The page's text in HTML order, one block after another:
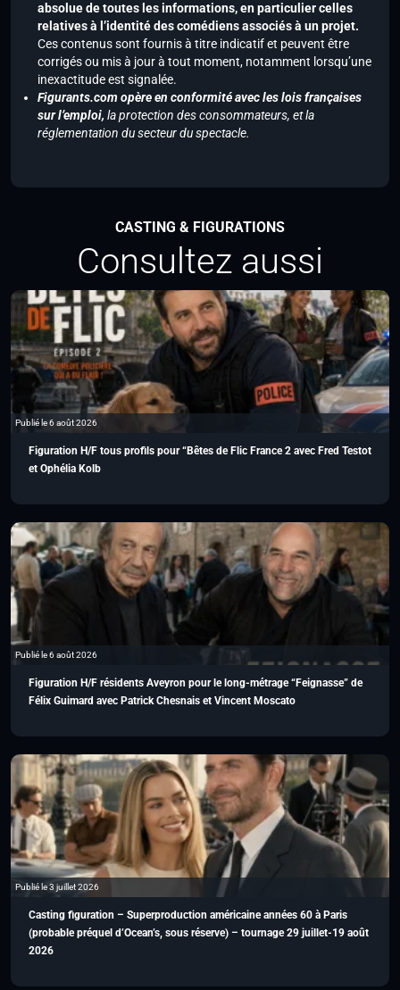
absolue de toutes les informations, en particulier celles
relatives à l’identité des comédiens associés à un projet.
Ces contenus sont fournis à titre indicatif et peuvent être
corrigés ou mis à jour à tout moment, notamment lorsqu’une
inexactitude est signalée.
Figurants.com opère en conformité avec les lois françaises
sur l’emploi, la protection des consommateurs, et la
réglementation du secteur du spectacle.
CASTING & FIGURATIONS
Consultez aussi
Publié le 6 août 2026
Figuration H/F tous profils pour “Bêtes de Flic France 2 avec Fred Testot
et Ophélia Kolb
Publié le 6 août 2026
Figuration H/F résidents Aveyron pour le long-métrage “Feignasse” de
Félix Guimard avec Patrick Chesnais et Vincent Moscato
Publié le 3 juillet 2026
Casting figuration – Superproduction américaine années 60 à Paris
(probable préquel d’Ocean’s, sous réserve) – tournage 29 juillet-19 août
2026